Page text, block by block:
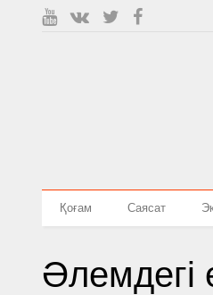
Қоғам Саясат
Әлемдегі